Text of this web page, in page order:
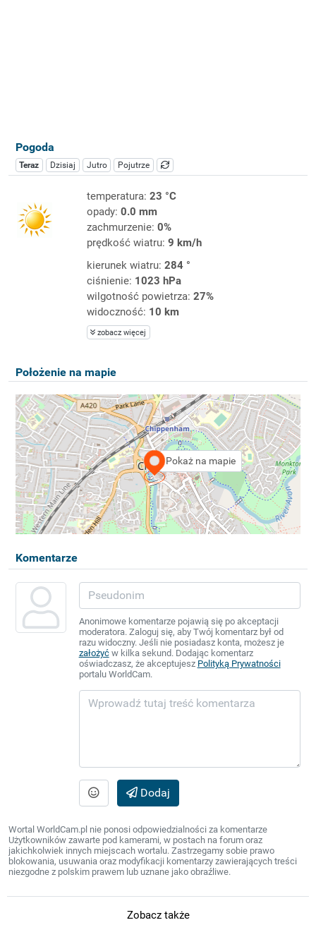
Pogoda
Teraz Dzisiaj Jutro Pojutrze
temperatura: 23 °C
opady: 0.0 mm
zachmurzenie: 0%
prędkość wiatru: 9 km/h
kierunek wiatru: 284 °
ciśnienie: 1023 hPa
wilgotność powietrza: 27%
widoczność: 10 km
zobacz więcej
Położenie na mapie
Pokaż na mapie
Komentarze
Anonimowe komentarze pojawią się po akceptacji
moderatora. Zaloguj się, aby Twój komentarz był od
razu widoczny. Jeśli nie posiadasz konta, możesz je
założyćw kilka sekund. Dodając komentarz
oświadczasz, że akceptujesz Polityką Prywatności
portalu WorldCam.
Dodaj
Wortal WorldCam.pl nie ponosi odpowiedzialności za komentarze
Użytkowników zawarte pod kamerami, w postach na forum oraz
jakichkolwiek innych miejscach wortalu. Zastrzegamy sobie prawo
blokowania, usuwania oraz modyfikacji komentarzy zawierających treści
niezgodne z polskim prawem lub uznane jako obraźliwe.
Zobacz także